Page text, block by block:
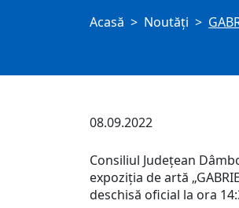
Acasă Noutăți
08.09.2022
Consiliul Județean
expoziţia de artă
deschisă oficial la ora